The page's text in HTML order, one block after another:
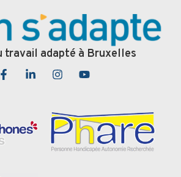
travail adapté à Bruxelles